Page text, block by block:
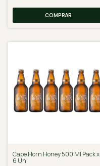
Cape Horn Honey 500 Ml Pack x
6 Un